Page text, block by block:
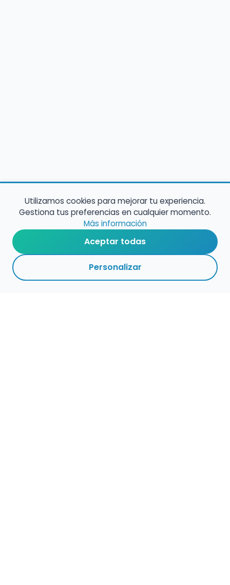
Utilizamos cookies para mejorar tu experiencia.
Gestiona tus preferencias en cualquier momento.
Más información
Aceptar todas
Personalizar